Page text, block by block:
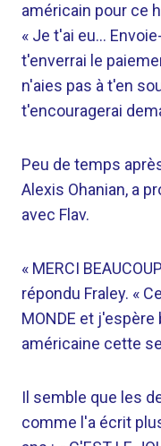
américain pour ce
« Je t'ai eu…
t'enverrai le
n'aies pas à t'en
t'encouragerai
Peu de temps
Alexis Ohanian, a
avec Flav.
« MERCI
répondu Fraley. «
MONDE et
américaine cette
Il semble que les
comme l'a écrit